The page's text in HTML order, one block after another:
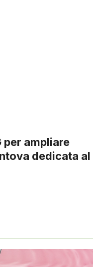
per ampliare
dedicata al